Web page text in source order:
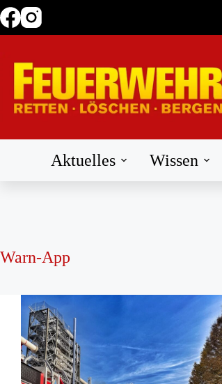
Zum
Inhalt
Aktuelles Wissen
Warn-App